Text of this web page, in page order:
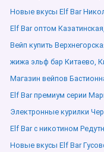
Новые вкусы Elf Bar
Elf Bar оптом
Вейп купить
жижа эльф бар Китаево,
Магазин вейпов
Elf Bar премиум серии
Электронные курилки
Elf Bar с никотином
Новые вкусы Elf Bar